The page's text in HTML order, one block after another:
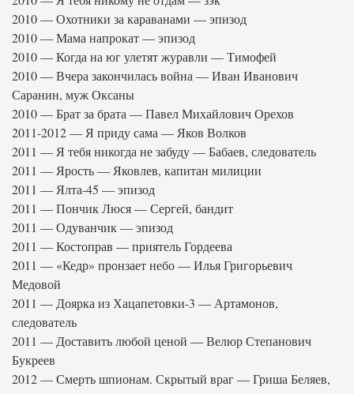
2010 — Охотники за караванами — эпизод
2010 — Мама напрокат — эпизод
2010 — Когда на юг улетят журавли — Тимофей
2010 — Вчера закончилась война — Иван Иванович
Саранин, муж Оксаны
2010 — Брат за брата — Павел Михайлович Орехов
2011-2012 — Я приду сама — Яков Волков
2011 — Я тебя никогда не забуду — Бабаев, следователь
2011 — Ярость — Яковлев, капитан милиции
2011 — Ялта-45 — эпизод
2011 — Пончик Люся — Сергей, бандит
2011 — Одуванчик — эпизод
2011 — Костоправ — приятель Гордеева
2011 — «Кедр» пронзает небо — Илья Григорьевич
Медовой
2011 — Доярка из Хацапетовки-3 — Артамонов,
следователь
2011 — Доставить любой ценой — Велюр Степанович
Букреев
2012 — Смерть шпионам. Скрытый враг — Гриша Беляев,